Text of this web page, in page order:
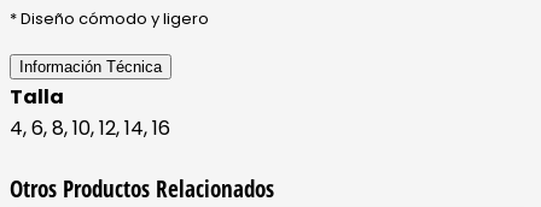
* Diseño cómodo y ligero
Información Técnica
Talla
4, 6, 8, 10, 12, 14, 16
Otros Productos Relacionados